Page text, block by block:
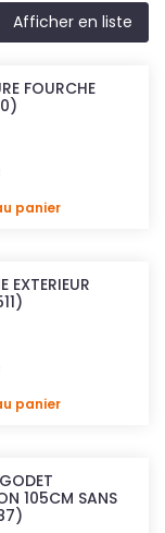
Afficher en liste
FOURCHE
panier
EXTERIEUR
panier
105CM SANS